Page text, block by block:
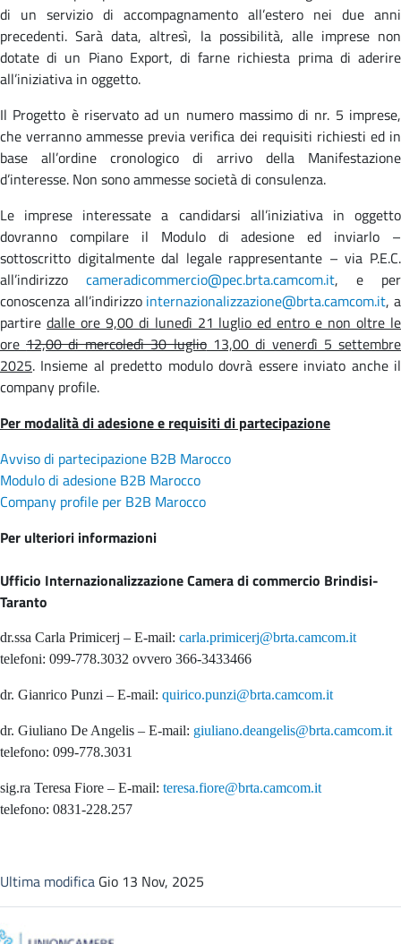
di un servizio di accompagnamento all’estero nei due anni
precedenti. Sarà data, altresì, la possibilità, alle imprese non
dotate di un Piano Export, di farne richiesta prima di aderire
all’iniziativa in oggetto.
Il Progetto è riservato ad un numero massimo di nr. 5 imprese,
che verranno ammesse previa verifica dei requisiti richiesti ed in
base all’ordine cronologico di arrivo della Manifestazione
d’interesse. Non sono ammesse società di consulenza.
Le imprese interessate a candidarsi all’iniziativa in oggetto
dovranno compilare il Modulo di adesione ed inviarlo –
sottoscritto digitalmente dal legale rappresentante – via P.E.C.
all’indirizzo cameradicommercio@pec.brta.camcom.it, e per
conoscenza all’indirizzo internazionalizzazione@brta.camcom.it, a
partire dalle ore 9,00 di lunedì 21 luglio ed entro e non oltre le
ore12,00 di mercoledì 30 luglio13,00 di venerdì 5 settembre
2025. Insieme al predetto modulo dovrà essere inviato anche il
company profile.
Per modalità di adesione e requisiti di partecipazione
Avviso di partecipazione B2B Marocco
Modulo di adesione B2B Marocco
Company profile per B2B Marocco
Per ulteriori informazioni
Ufficio Internazionalizzazione Camera di commercio Brindisi-
Taranto
dr.ssa Carla Primicerj – E-mail: carla.primicerj@brta.camcom.it
telefoni: 099-778.3032 ovvero 366-3433466
dr. Gianrico Punzi – E-mail: quirico.punzi@brta.camcom.it
dr. Giuliano De Angelis – E-mail: giuliano.deangelis@brta.camcom.it
telefono: 099-778.3031
sig.ra Teresa Fiore – E-mail: teresa.fiore@brta.camcom.it
telefono: 0831-228.257
Ultima modifica Gio 13 Nov, 2025